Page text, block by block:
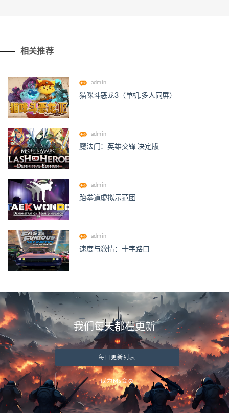
相关推荐
admin
猫咪斗恶龙3（单机.多人同屏）
admin
魔法门：英雄交锋 决定版
admin
跆拳道虚拟示范团
admin
速度与激情：十字路口
我们每天都在更新
每日更新列表
成为Ms会员